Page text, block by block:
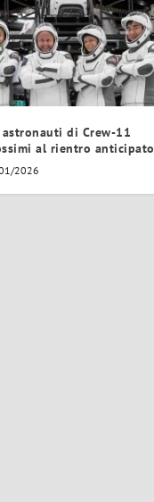
di Crew-11
al rientro anticipato
2026